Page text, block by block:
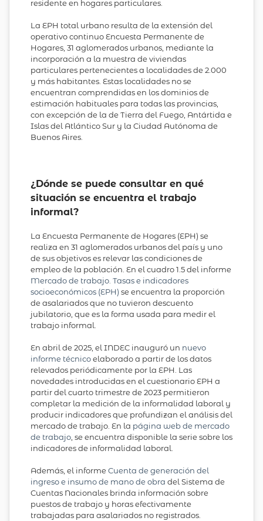
residente en hogares particulares.
La EPH total urbano resulta de la extensión del
operativo continuo Encuesta Permanente de
Hogares, 31 aglomerados urbanos, mediante la
incorporación a la muestra de viviendas
particulares pertenecientes a localidades de 2.000
y más habitantes. Estas localidades no se
encuentran comprendidas en los dominios de
estimación habituales para todas las provincias,
con excepción de la de Tierra del Fuego, Antártida e
Islas del Atlántico Sur y la Ciudad Autónoma de
Buenos Aires.
¿Dónde se puede consultar en qué
situación se encuentra el trabajo
informal?
La Encuesta Permanente de Hogares (EPH) se
realiza en 31 aglomerados urbanos del país y uno
de sus objetivos es relevar las condiciones de
empleo de la población. En el cuadro 1.5 del informe
Mercado de trabajo. Tasas e indicadores
socioeconómicos (EPH) se encuentra la proporción
de asalariados que no tuvieron descuento
jubilatorio, que es la forma usada para medir el
trabajo informal.
En abril de 2025, el INDEC inauguró un nuevo
informe técnicoelaborado a partir de los datos
relevados periódicamente por la EPH. Las
novedades introducidas en el cuestionario EPH a
partir del cuarto trimestre de 2023 permitieron
completar la medición de la informalidad laboral y
producir indicadores que profundizan el análisis del
mercado de trabajo. En la página web de mercado
de trabajo , se encuentra disponible la serie sobre los
indicadores de informalidad laboral.
Además, el informeCuenta de generación del
ingreso e insumo de mano de obra del Sistema de
Cuentas Nacionales brinda información sobre
puestos de trabajo y horas efectivamente
trabajadas para asalariados no registrados.